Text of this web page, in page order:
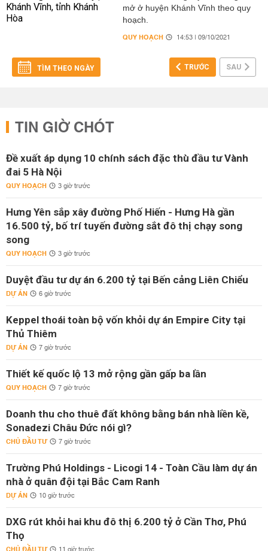
mở ở huyện Khánh Vĩnh theo quy
hoạch.
QUY HOẠCH 14:53 | 09/10/2021
TÌM THEO NGÀY TRƯỚC SAU
TIN GIỜ CHÓT
Đề xuất áp dụng 10 chính sách đặc thù đầu tư Vành
đai 5 Hà Nội
QUY HOẠCH 3 giờ trước
Hưng Yên sắp xây đường Phố Hiến - Hưng Hà gần
16.500 tỷ, bố trí tuyến đường sắt đô thị chạy song
song
QUY HOẠCH 3 giờ trước
Duyệt đầu tư dự án 6.200 tỷ tại Bến cảng Liên Chiểu
DỰ ÁN 6 giờ trước
Keppel thoái toàn bộ vốn khỏi dự án Empire City tại
Thủ Thiêm
DỰ ÁN 7 giờ trước
Thiết kế quốc lộ 13 mở rộng gần gấp ba lần
QUY HOẠCH 7 giờ trước
Doanh thu cho thuê đất không bằng bán nhà liền kề,
Sonadezi Châu Đức nói gì?
CHỦ ĐẦU TƯ 7 giờ trước
Trường Phú Holdings - Licogi 14 - Toàn Cầu làm dự án
nhà ở quân đội tại Bắc Cam Ranh
DỰ ÁN 10 giờ trước
DXG rút khỏi hai khu đô thị 6.200 tỷ ở Cần Thơ, Phú
Thọ